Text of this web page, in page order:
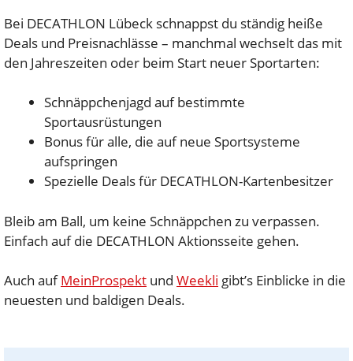
Bei DECATHLON Lübeck schnappst du ständig heiße
Deals und Preisnachlässe – manchmal wechselt das mit
den Jahreszeiten oder beim Start neuer Sportarten:
Schnäppchenjagd auf bestimmte
Sportausrüstungen
Bonus für alle, die auf neue Sportsysteme
aufspringen
Spezielle Deals für DECATHLON-Kartenbesitzer
Bleib am Ball, um keine Schnäppchen zu verpassen.
Einfach auf die DECATHLON Aktionsseite gehen.
Auch aufMeinProspekt und Weekli gibt’s Einblicke in die
neuesten und baldigen Deals.